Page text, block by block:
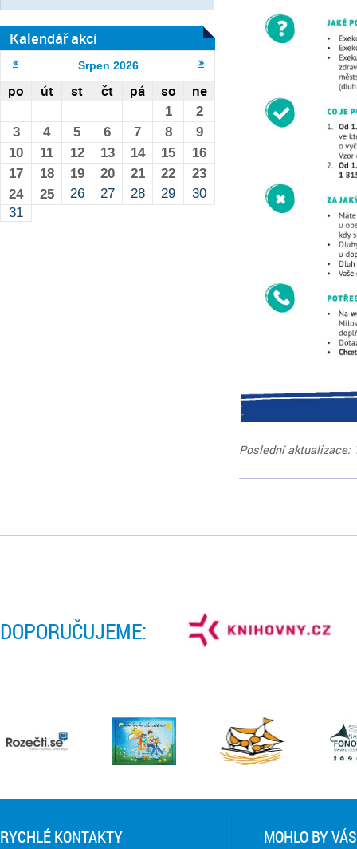
Poslední aktualizace:
Kalendář akcí
Srpen 2026
po út st čt pá so ne
1
2
3
4 5 6 7 8
9
10
11 12 13 14 15
16
17
18 19 20 21 22
23
24
25 26 27 28 29
30
31
DOPORUČUJEME:
RYCHLÉ KONTAKTY MOHLO BY